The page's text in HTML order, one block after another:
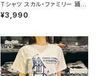
Tシャツ スカル・ファミリー 踊る
猫 ピンク ライトピンク ドクロ
スカル ネコ パロディ おもし ろ
¥3,990